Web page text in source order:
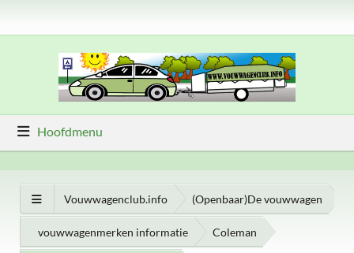
Hoofdmenu
Vouwwagenclub.info (Openbaar)De vouwwagen
vouwwagenmerken informatie Coleman